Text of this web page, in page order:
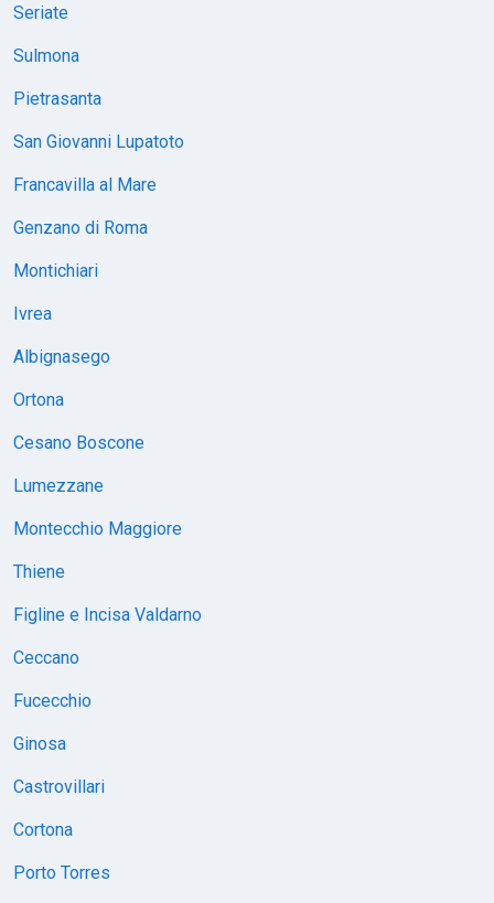
Seriate
Sulmona
Pietrasanta
San Giovanni Lupatoto
Francavilla al Mare
Genzano di Roma
Montichiari
Ivrea
Albignasego
Ortona
Cesano Boscone
Lumezzane
Montecchio Maggiore
Thiene
Figline e Incisa Valdarno
Ceccano
Fucecchio
Ginosa
Castrovillari
Cortona
Porto Torres